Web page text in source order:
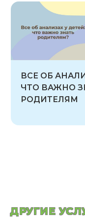
ВСЕ ОБ
ЧТО ВАЖНО
РОДИТЕЛЯМ
ДРУГИЕ